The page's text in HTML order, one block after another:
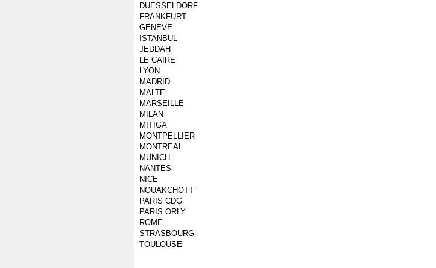
DUESSELDORF
FRANKFURT
GENEVE
ISTANBUL
JEDDAH
LE CAIRE
LYON
MADRID
MALTE
MARSEILLE
MILAN
MITIGA
MONTPELLIER
MONTREAL
MUNICH
NANTES
NICE
NOUAKCHOTT
PARIS CDG
PARIS ORLY
ROME
STRASBOURG
TOULOUSE